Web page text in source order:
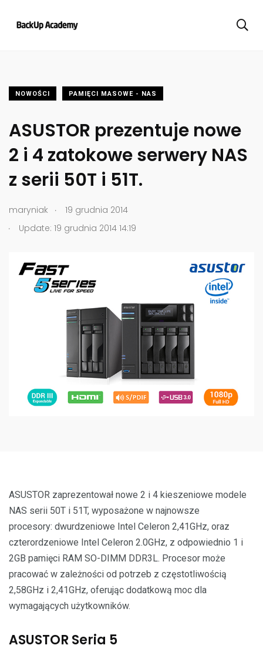
NOWOŚCI PAMIĘCI MASOWE - NAS
ASUSTOR prezentuje nowe
2 i 4 zatokowe serwery NAS
z serii 50T i 51T.
maryniak .
19 grudnia 2014
.
Update: 19 grudnia 2014 14:19
ASUSTOR zaprezentował nowe 2 i 4 kieszeniowe modele
NAS serii 50T i 51T, wyposażone w najnowsze
procesory: dwurdzeniowe Intel Celeron 2,41GHz, oraz
czterordzeniowe Intel Celeron 2.0GHz, z odpowiednio 1 i
2GB pamięci RAM SO-DIMM DDR3L. Procesor może
pracować w zależności od potrzeb z częstotliwością
2,58GHz i 2,41GHz, oferując dodatkową moc dla
wymagających użytkowników.
ASUSTOR Seria 5